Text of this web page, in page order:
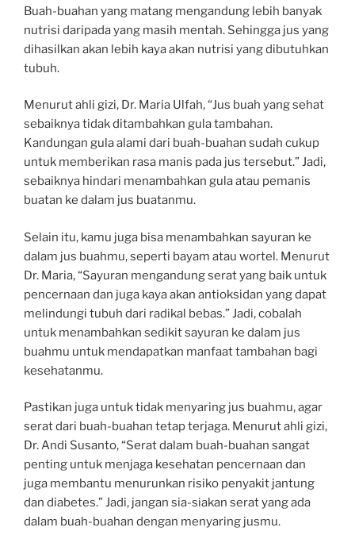
Buah-buahan yang matang mengandung lebih banyak
nutrisi daripada yang masih mentah. Sehingga jus yang
dihasilkan akan lebih kaya akan nutrisi yang dibutuhkan
tubuh.
Menurut ahli gizi, Dr. Maria Ulfah, “Jus buah yang sehat
sebaiknya tidak ditambahkan gula tambahan.
Kandungan gula alami dari buah-buahan sudah cukup
untuk memberikan rasa manis pada jus tersebut.” Jadi,
sebaiknya hindari menambahkan gula atau pemanis
buatan ke dalam jus buatanmu.
Selain itu, kamu juga bisa menambahkan sayuran ke
dalam jus buahmu, seperti bayam atau wortel. Menurut
Dr. Maria, “Sayuran mengandung serat yang baik untuk
pencernaan dan juga kaya akan antioksidan yang dapat
melindungi tubuh dari radikal bebas.” Jadi, cobalah
untuk menambahkan sedikit sayuran ke dalam jus
buahmu untuk mendapatkan manfaat tambahan bagi
kesehatanmu.
Pastikan juga untuk tidak menyaring jus buahmu, agar
serat dari buah-buahan tetap terjaga. Menurut ahli gizi,
Dr. Andi Susanto, “Serat dalam buah-buahan sangat
penting untuk menjaga kesehatan pencernaan dan
juga membantu menurunkan risiko penyakit jantung
dan diabetes.” Jadi, jangan sia-siakan serat yang ada
dalam buah-buahan dengan menyaring jusmu.